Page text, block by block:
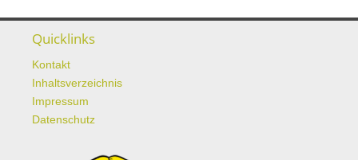
Quicklinks
Kontakt
Inhaltsverzeichnis
Impressum
Datenschutz